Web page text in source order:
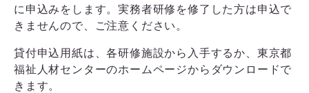
に申込みをします。実務者研修を修了した方は申込で
きませんので、ご注意ください。
貸付申込用紙は、各研修施設から入手するか、東京都
福祉人材センターのホームページからダウンロードで
きます。